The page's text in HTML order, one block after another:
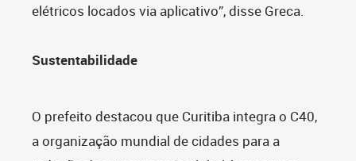
elétricos locados via aplicativo”, disse Greca.
Sustentabilidade
O prefeito destacou que Curitiba integra o C40,
a organização mundial de cidades para a